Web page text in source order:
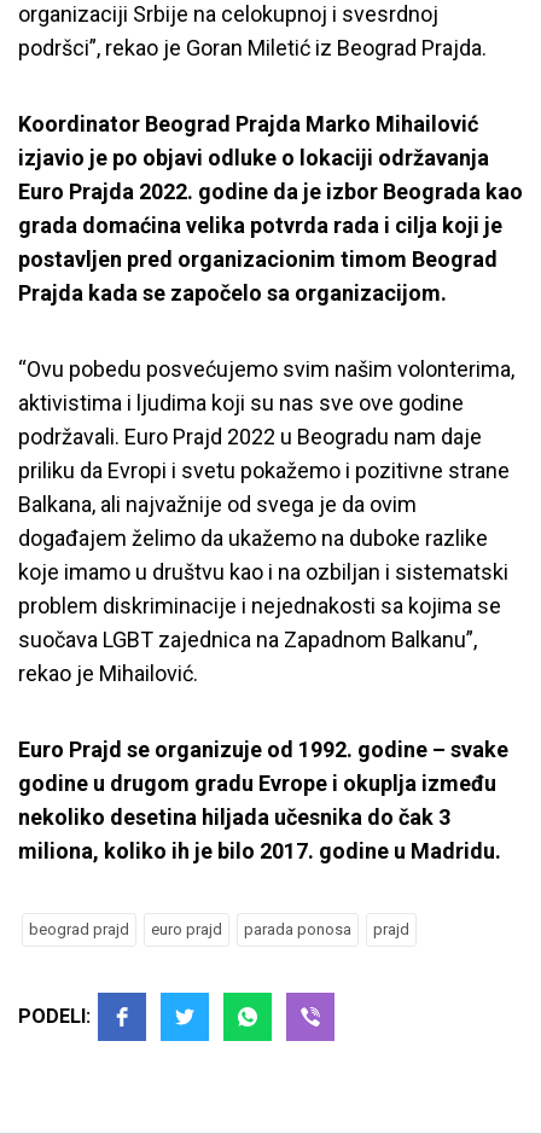
organizaciji Srbije na celokupnoj i svesrdnoj
podršci”, rekao je Goran Miletić iz Beograd Prajda.
Koordinator Beograd Prajda Marko Mihailović
izjavio je po objavi odluke o lokaciji održavanja
Euro Prajda 2022. godine da je izbor Beograda kao
grada domaćina velika potvrda rada i cilja koji je
postavljen pred organizacionim timom Beograd
Prajda kada se započelo sa organizacijom.
“Ovu pobedu posvećujemo svim našim volonterima,
aktivistima i ljudima koji su nas sve ove godine
podržavali. Euro Prajd 2022 u Beogradu nam daje
priliku da Evropi i svetu pokažemo i pozitivne strane
Balkana, ali najvažnije od svega je da ovim
događajem želimo da ukažemo na duboke razlike
koje imamo u društvu kao i na ozbiljan i sistematski
problem diskriminacije i nejednakosti sa kojima se
suočava LGBT zajednica na Zapadnom Balkanu”,
rekao je Mihailović.
Euro Prajd se organizuje od 1992. godine – svake
godine u drugom gradu Evrope i okuplja između
nekoliko desetina hiljada učesnika do čak 3
miliona, koliko ih je bilo 2017. godine u Madridu.
beograd prajd euro prajd parada ponosa prajd
PODELI: